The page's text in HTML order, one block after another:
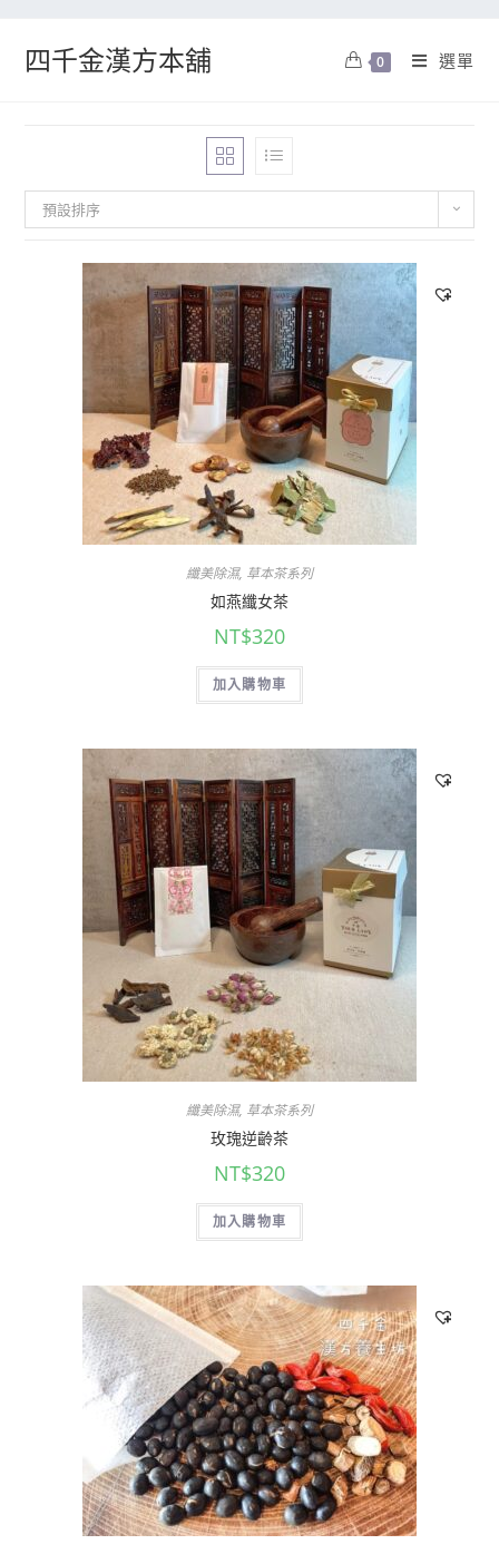
四千金漢方本舖 0 選單
預設排序
纖美除濕, 草本茶系列
如燕纖女茶
NT$320
加入購物車
纖美除濕, 草本茶系列
玫瑰逆齡茶
NT$320
加入購物車